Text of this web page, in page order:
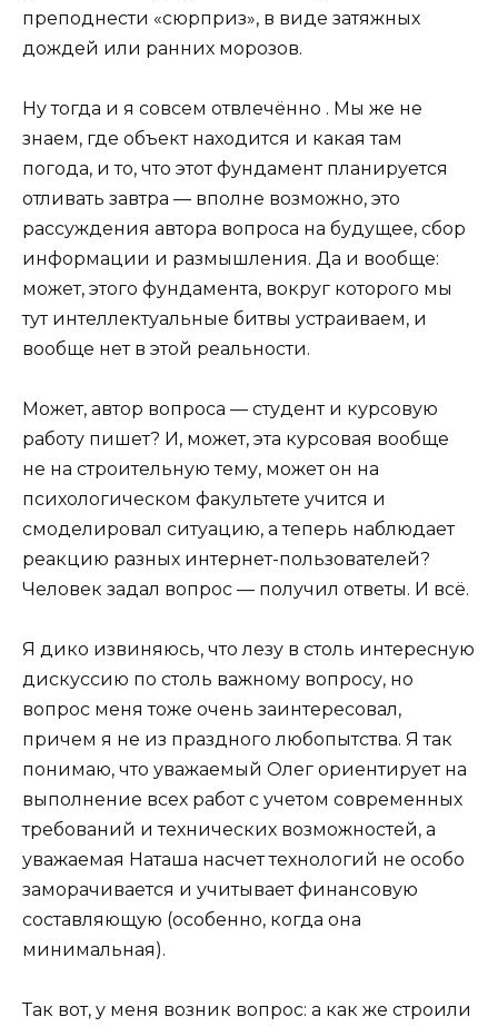
преподнести «сюрприз», в виде затяжных
дождей или ранних морозов.
Ну тогда и я совсем отвлечённо . Мы же не
знаем, где объект находится и какая там
погода, и то, что этот фундамент планируется
отливать завтра — вполне возможно, это
рассуждения автора вопроса на будущее, сбор
информации и размышления. Да и вообще:
может, этого фундамента, вокруг которого мы
тут интеллектуальные битвы устраиваем, и
вообще нет в этой реальности.
Может, автор вопроса — студент и курсовую
работу пишет? И, может, эта курсовая вообще
не на строительную тему, может он на
психологическом факультете учится и
смоделировал ситуацию, а теперь наблюдает
реакцию разных интернет-пользователей?
Человек задал вопрос — получил ответы. И всё.
Я дико извиняюсь, что лезу в столь интересную
дискуссию по столь важному вопросу, но
вопрос меня тоже очень заинтересовал,
причем я не из праздного любопытства. Я так
понимаю, что уважаемый Олег ориентирует на
выполнение всех работ с учетом современных
требований и технических возможностей, а
уважаемая Наташа насчет технологий не особо
заморачивается и учитывает финансовую
составляющую (особенно, когда она
минимальная).
Так вот, у меня возник вопрос: а как же строили